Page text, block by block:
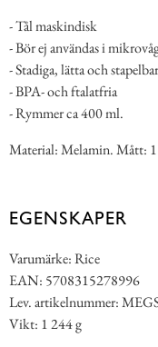
- Tål maskindisk
- Bör ej användas i
- Stadiga, lätta och
- BPA- och ftalatfria
- Rymmer ca 400 ml.
Material: Melamin. Mått:
EGENSKAPER
Varumärke: Rice
EAN: 5708315278996
Lev. artikelnummer:
Vikt: 1 244 g